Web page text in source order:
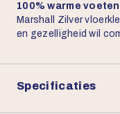
100% warme voeten
Marshall Zilver
en gezelligheid wil
Specificaties